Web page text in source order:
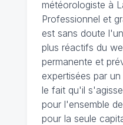
météorologiste à
Professionnel et
est sans doute
plus réactifs du
permanente et
expertisées par
le fait qu'il
pour l'ensemble
pour la seule